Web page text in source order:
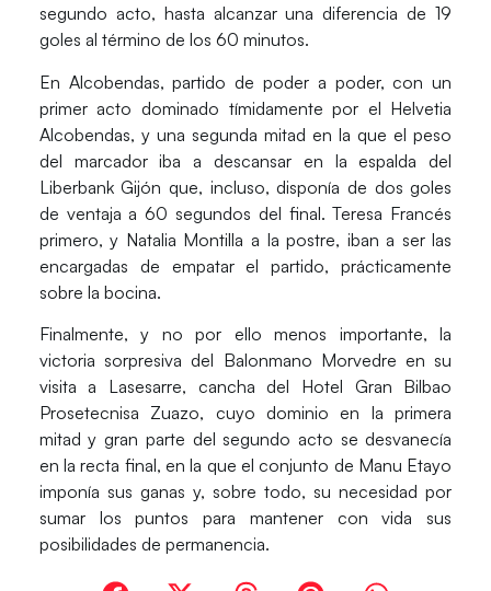
segundo acto, hasta alcanzar una diferencia de 19
goles al término de los 60 minutos.
En Alcobendas, partido de poder a poder, con un
primer acto dominado tímidamente por el Helvetia
Alcobendas, y una segunda mitad en la que el peso
del marcador iba a descansar en la espalda del
Liberbank Gijón que, incluso, disponía de dos goles
de ventaja a 60 segundos del final. Teresa Francés
primero, y Natalia Montilla a la postre, iban a ser las
encargadas de empatar el partido, prácticamente
sobre la bocina.
Finalmente, y no por ello menos importante, la
victoria sorpresiva del Balonmano Morvedre en su
visita a Lasesarre, cancha del Hotel Gran Bilbao
Prosetecnisa Zuazo, cuyo dominio en la primera
mitad y gran parte del segundo acto se desvanecía
en la recta final, en la que el conjunto de Manu Etayo
imponía sus ganas y, sobre todo, su necesidad por
sumar los puntos para mantener con vida sus
posibilidades de permanencia.